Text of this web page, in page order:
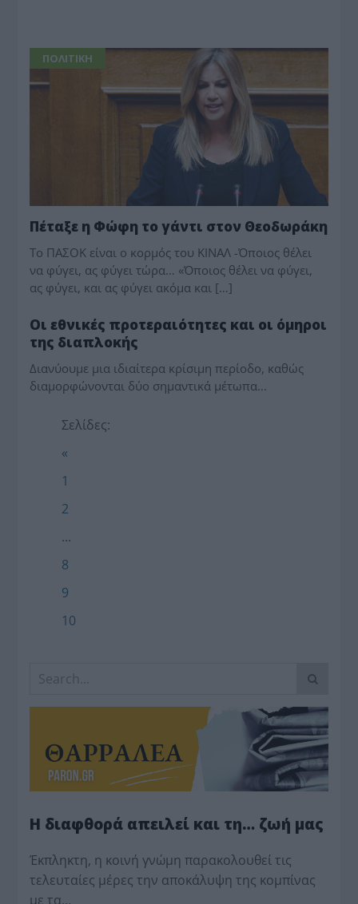
ΠΟΛΙΤΙΚΗ
Πέταξε η Φώφη το γάντι στον Θεοδωράκη
Το ΠΑΣΟΚ είναι ο κορμός του ΚΙΝΑΛ -Όποιος θέλει
να φύγει, ας φύγει τώρα… «Όποιος θέλει να φύγει,
ας φύγει, και ας φύγει ακόμα και […]
Οι εθνικές προτεραιότητες και οι όμηροι
της διαπλοκής
Διανύουμε μια ιδιαίτερα κρίσιμη περίοδο, καθώς
διαμορφώνονται δύο σημαντικά μέτωπα...
Σελίδες:
«
1
2
...
8
9
10
Η διαφθορά απειλεί και τη… ζωή μας
Έκπληκτη, η κοινή γνώμη παρακολουθεί τις
τελευταίες μέρες την αποκάλυψη της κο­μπίνας
με τα…